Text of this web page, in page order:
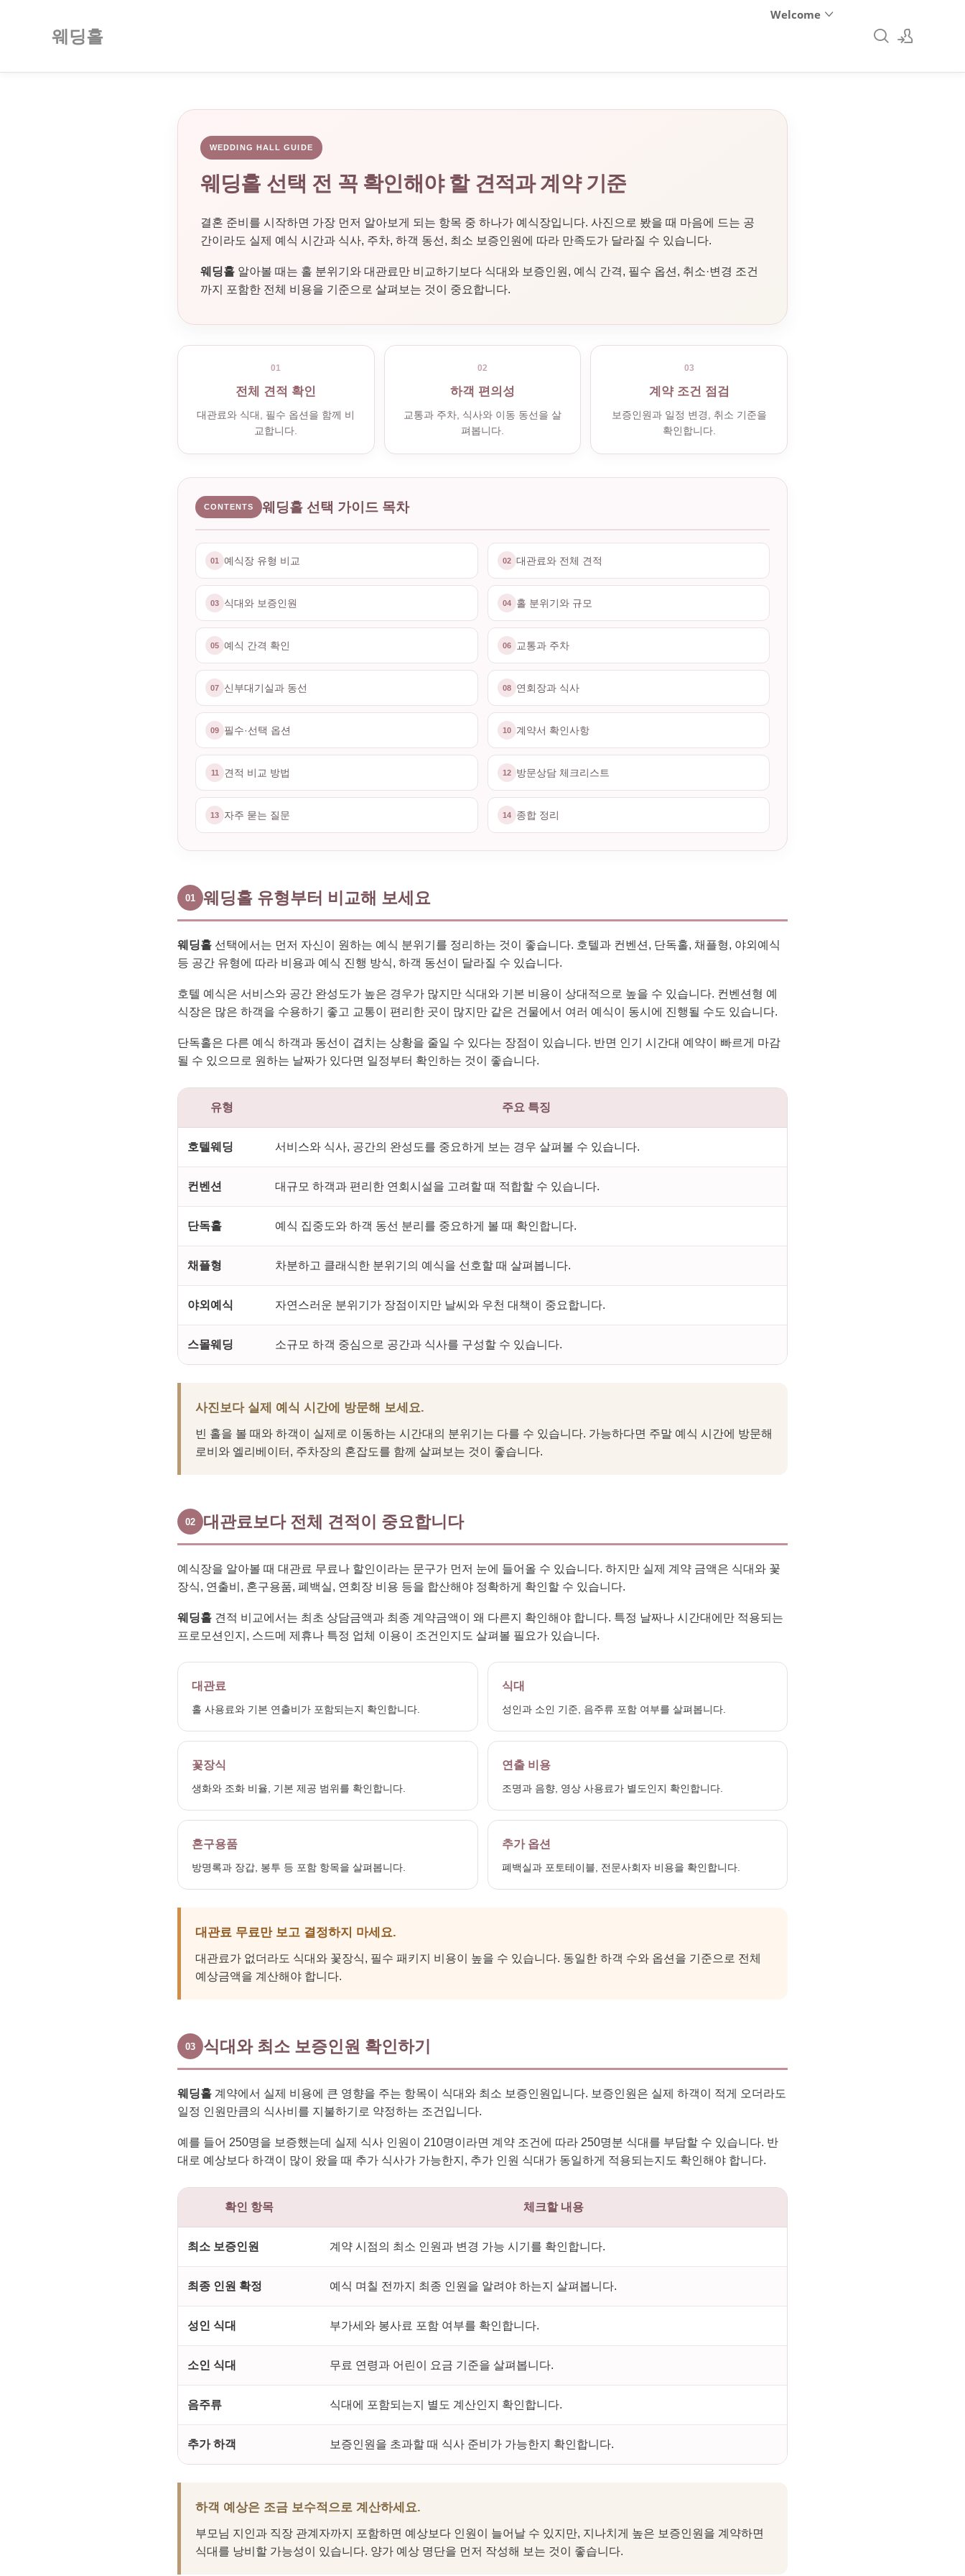
웨딩홀
로그인
Welcome
WEDDING HALL GUIDE
웨딩홀 선택 전 꼭 확인해야 할 견적과 계약 기준
결혼 준비를 시작하면 가장 먼저 알아보게 되는 항목 중 하나가 예식장입니다. 사진으로 봤을 때 마음에 드는 공
간이라도 실제 예식 시간과 식사, 주차, 하객 동선, 최소 보증인원에 따라 만족도가 달라질 수 있습니다.
웨딩홀 알아볼 때는 홀 분위기와 대관료만 비교하기보다 식대와 보증인원, 예식 간격, 필수 옵션, 취소·변경 조건
까지 포함한 전체 비용을 기준으로 살펴보는 것이 중요합니다.
01
전체 견적 확인
대관료와 식대, 필수 옵션을 함께 비
교합니다.
02
하객 편의성
교통과 주차, 식사와 이동 동선을 살
펴봅니다.
03
계약 조건 점검
보증인원과 일정 변경, 취소 기준을
확인합니다.
CONTENTS 웨딩홀 선택 가이드 목차
01 예식장 유형 비교 02 대관료와 전체 견적
03 식대와 보증인원 04 홀 분위기와 규모
05 예식 간격 확인 06 교통과 주차
07 신부대기실과 동선 08 연회장과 식사
09 필수·선택 옵션 10 계약서 확인사항
11 견적 비교 방법 12 방문상담 체크리스트
13 자주 묻는 질문 14 종합 정리
01 웨딩홀 유형부터 비교해 보세요
웨딩홀 선택에서는 먼저 자신이 원하는 예식 분위기를 정리하는 것이 좋습니다. 호텔과 컨벤션, 단독홀, 채플형, 야외예식
등 공간 유형에 따라 비용과 예식 진행 방식, 하객 동선이 달라질 수 있습니다.
호텔 예식은 서비스와 공간 완성도가 높은 경우가 많지만 식대와 기본 비용이 상대적으로 높을 수 있습니다. 컨벤션형 예
식장은 많은 하객을 수용하기 좋고 교통이 편리한 곳이 많지만 같은 건물에서 여러 예식이 동시에 진행될 수도 있습니다.
단독홀은 다른 예식 하객과 동선이 겹치는 상황을 줄일 수 있다는 장점이 있습니다. 반면 인기 시간대 예약이 빠르게 마감
될 수 있으므로 원하는 날짜가 있다면 일정부터 확인하는 것이 좋습니다.
유형 주요 특징
호텔웨딩 서비스와 식사, 공간의 완성도를 중요하게 보는 경우 살펴볼 수 있습니다.
컨벤션 대규모 하객과 편리한 연회시설을 고려할 때 적합할 수 있습니다.
단독홀 예식 집중도와 하객 동선 분리를 중요하게 볼 때 확인합니다.
채플형 차분하고 클래식한 분위기의 예식을 선호할 때 살펴봅니다.
야외예식 자연스러운 분위기가 장점이지만 날씨와 우천 대책이 중요합니다.
스몰웨딩 소규모 하객 중심으로 공간과 식사를 구성할 수 있습니다.
사진보다 실제 예식 시간에 방문해 보세요.
빈 홀을 볼 때와 하객이 실제로 이동하는 시간대의 분위기는 다를 수 있습니다. 가능하다면 주말 예식 시간에 방문해
로비와 엘리베이터, 주차장의 혼잡도를 함께 살펴보는 것이 좋습니다.
02 대관료보다 전체 견적이 중요합니다
예식장을 알아볼 때 대관료 무료나 할인이라는 문구가 먼저 눈에 들어올 수 있습니다. 하지만 실제 계약 금액은 식대와 꽃
장식, 연출비, 혼구용품, 폐백실, 연회장 비용 등을 합산해야 정확하게 확인할 수 있습니다.
웨딩홀 견적 비교에서는 최초 상담금액과 최종 계약금액이 왜 다른지 확인해야 합니다. 특정 날짜나 시간대에만 적용되는
프로모션인지, 스드메 제휴나 특정 업체 이용이 조건인지도 살펴볼 필요가 있습니다.
대관료
홀 사용료와 기본 연출비가 포함되는지 확인합니다.
식대
성인과 소인 기준, 음주류 포함 여부를 살펴봅니다.
꽃장식
생화와 조화 비율, 기본 제공 범위를 확인합니다.
연출 비용
조명과 음향, 영상 사용료가 별도인지 확인합니다.
혼구용품
방명록과 장갑, 봉투 등 포함 항목을 살펴봅니다.
추가 옵션
폐백실과 포토테이블, 전문사회자 비용을 확인합니다.
대관료 무료만 보고 결정하지 마세요.
대관료가 없더라도 식대와 꽃장식, 필수 패키지 비용이 높을 수 있습니다. 동일한 하객 수와 옵션을 기준으로 전체
예상금액을 계산해야 합니다.
03 식대와 최소 보증인원 확인하기
웨딩홀 계약에서 실제 비용에 큰 영향을 주는 항목이 식대와 최소 보증인원입니다. 보증인원은 실제 하객이 적게 오더라도
일정 인원만큼의 식사비를 지불하기로 약정하는 조건입니다.
예를 들어 250명을 보증했는데 실제 식사 인원이 210명이라면 계약 조건에 따라 250명분 식대를 부담할 수 있습니다. 반
대로 예상보다 하객이 많이 왔을 때 추가 식사가 가능한지, 추가 인원 식대가 동일하게 적용되는지도 확인해야 합니다.
확인 항목 체크할 내용
최소 보증인원 계약 시점의 최소 인원과 변경 가능 시기를 확인합니다.
최종 인원 확정 예식 며칠 전까지 최종 인원을 알려야 하는지 살펴봅니다.
성인 식대 부가세와 봉사료 포함 여부를 확인합니다.
소인 식대 무료 연령과 어린이 요금 기준을 살펴봅니다.
음주류 식대에 포함되는지 별도 계산인지 확인합니다.
추가 하객 보증인원을 초과할 때 식사 준비가 가능한지 확인합니다.
하객 예상은 조금 보수적으로 계산하세요.
부모님 지인과 직장 관계자까지 포함하면 예상보다 인원이 늘어날 수 있지만, 지나치게 높은 보증인원을 계약하면
식대를 낭비할 가능성이 있습니다. 양가 예상 명단을 먼저 작성해 보는 것이 좋습니다.